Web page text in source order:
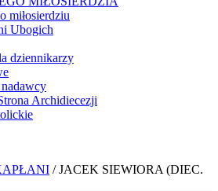
miłosierdziu
Ubogich
dziennikarzy
Archidiecezji
/ JACEK SIEWIORA (DIEC.